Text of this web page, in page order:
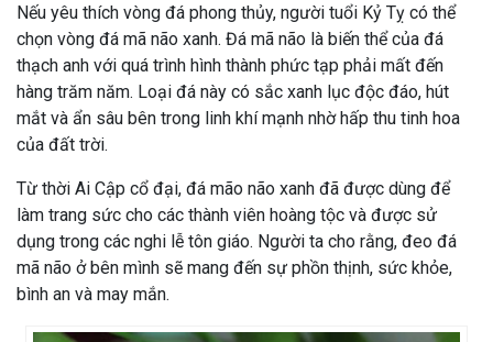
Nếu yêu thích vòng đá phong thủy, người tuổi Kỷ Tỵ có thể
chọn vòng đá mã não xanh. Đá mã não là biến thể của đá
thạch anh với quá trình hình thành phức tạp phải mất đến
hàng trăm năm. Loại đá này có sắc xanh lục độc đáo, hút
mắt và ẩn sâu bên trong linh khí mạnh nhờ hấp thu tinh hoa
của đất trời.
Từ thời Ai Cập cổ đại, đá mão não xanh đã được dùng để
làm trang sức cho các thành viên hoàng tộc và được sử
dụng trong các nghi lễ tôn giáo. Người ta cho rằng, đeo đá
mã não ở bên mình sẽ mang đến sự phồn thịnh, sức khỏe,
bình an và may mắn.